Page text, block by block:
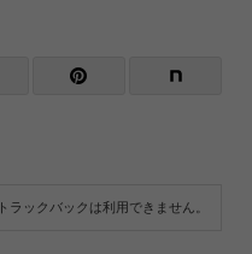
トラックバックは利用できません。